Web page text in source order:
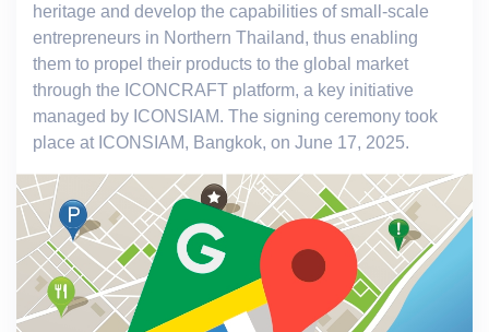
heritage and develop the capabilities of small-scale
entrepreneurs in Northern Thailand, thus enabling
them to propel their products to the global market
through the ICONCRAFT platform, a key initiative
managed by ICONSIAM. The signing ceremony took
place at ICONSIAM, Bangkok, on June 17, 2025.